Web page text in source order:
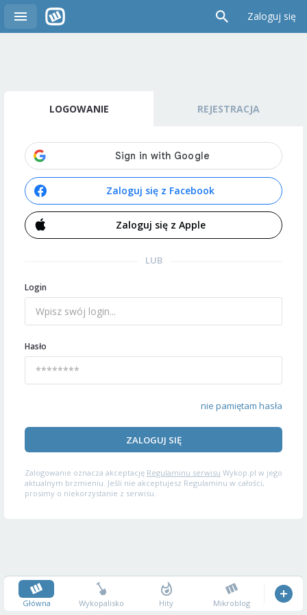
Zaloguj się
LOGOWANIE REJESTRACJA
Zaloguj się z Facebook
Zaloguj się z Apple
LUB
Login
Hasło
nie pamiętam hasła
ZALOGUJ SIĘ
Zalogowanie oznacza akceptację Regulaminu serwisu Wykop.pl w jego
aktualnym brzmieniu. Jeśli nie akceptujesz Regulaminu w całości,
prosimy o niekorzystanie z serwisu.
Główna Wykopalisko Hity Mikroblog